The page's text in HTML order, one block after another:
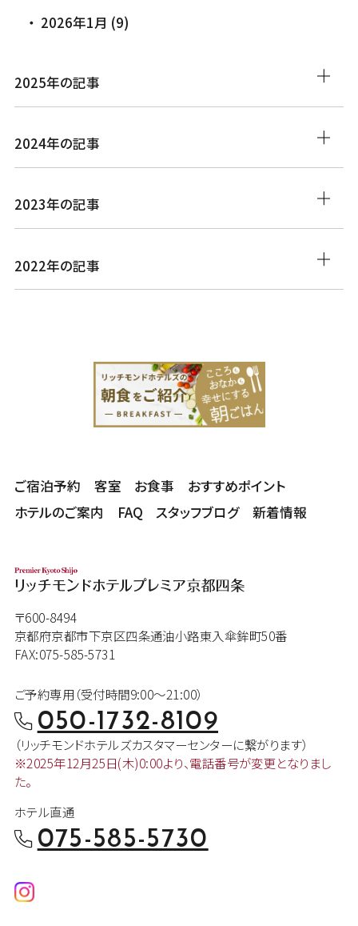
2026年1月 (9)
2025年の記事
2024年の記事
2023年の記事
2022年の記事
ご宿泊予約 客室 お食事
おすすめポイント
ホテルのご案内
FAQ スタッフブログ 新着情報
〒600-8494
京都府京都市下京区四条通油小路東入傘鉾町50番
FAX:075-585-5731
ご予約専用（受付時間9:00～21:00）
050-1732-8109
（リッチモンドホテルズカスタマーセンターに繋がります）
※2025年12月25日(木)0:00より、電話番号が変更となりまし
た。
ホテル直通
075-585-5730